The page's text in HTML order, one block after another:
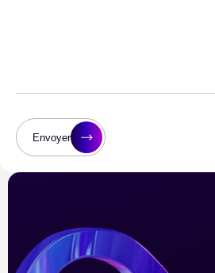
Envoyer